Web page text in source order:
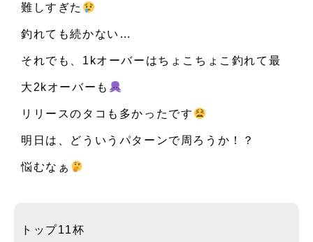
難しすぎた
釣れても続かない…
それでも、1kオーバーはちょこちょこ釣れて最
大2kオーバーも
リリースのタコも多かったです
明日は、どういうパターンで周ろうか！？
悩むなぁ
トップ11杯